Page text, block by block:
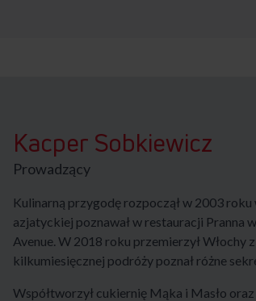
Kacper Sobkiewicz
Prowadzący
Kulinarną przygodę rozpoczął w 2003
azjatyckiej poznawał w restauracji Pranna
Avenue. W 2018 roku przemierzył Włochy
kilkumiesięcznej podróży poznał różne
Współtworzył cukiernię Mąka i Masło